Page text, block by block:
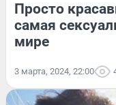
Просто
самая
мире
3 марта, 2024, 22:00